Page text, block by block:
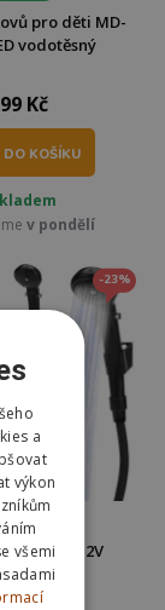
pro děti MD-
vodotěsný
Kč
DO KOŠÍKU
v pondělí
-23%
NABÍDKA
12V
a
výkon
všemi